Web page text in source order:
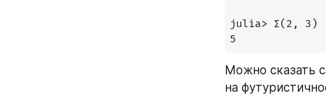
julia> ∑(2, 3)
5
Можно сказать
на